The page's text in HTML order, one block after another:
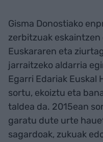
Gisma Donostiako
zerbitzuak eskaintzen
Euskararen eta
jarraitzeko aldarria
Egarri Edariak Euskal
sortu, ekoiztu eta
taldea da. 2015ean
garatu dute urte
sagardoak, zukuak